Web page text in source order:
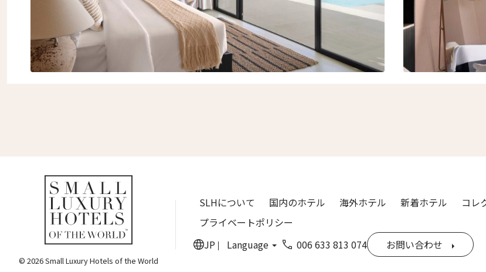
© 2026 Small Luxury Hotels of the World
SLHについて 国内のホテル 海外ホテル 新着ホテル コレ
プライベートポリシー
JP
Language 006 633 813 074 お問い合わせ